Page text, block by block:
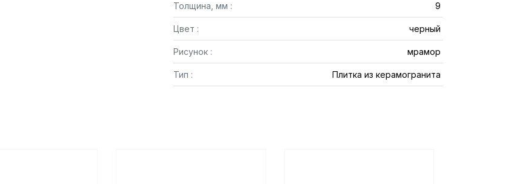
Толщина, мм : 9
Цвет : черный
Рисунок : мрамор
Тип : Плитка из керамогранита